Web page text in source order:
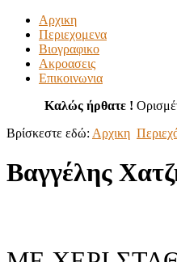
Αρχικη
Περιεχομενα
Βιογραφικο
Ακροασεις
Επικοινωνια
Καλώς ήρθατε !
Βρίσκεστε εδώ: Αρχικη
Βαγγέλης
Περιοδικό